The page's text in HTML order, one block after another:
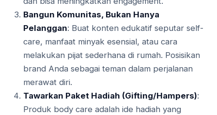
Bangun Komunitas, Bukan Hanya
Pelanggan: Buat konten edukatif seputar self-
care, manfaat minyak esensial, atau cara
melakukan pijat sederhana di rumah. Posisikan
brand Anda sebagai teman dalam perjalanan
merawat diri.
Tawarkan Paket Hadiah (Gifting/Hampers):
Produk body care adalah ide hadiah yang